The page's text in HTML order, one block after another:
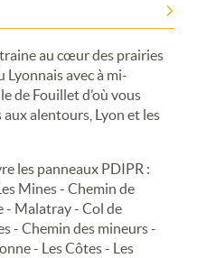
au cœur des prairies
avec à mi-
de Fouillet d’où vous
alentours, Lyon et les
les panneaux PDIPR :
Mines - Chemin de
- Malatray - Col de
- Chemin des mineurs -
- Les Côtes - Les